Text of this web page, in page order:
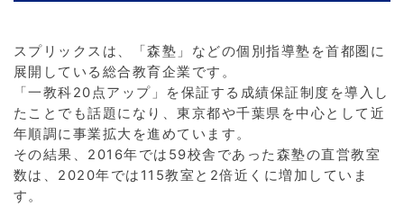
スプリックスは、「森塾」などの個別指導塾を首都圏に
展開している総合教育企業です。
「一教科20点アップ」を保証する成績保証制度を導入し
たことでも話題になり、東京都や千葉県を中心として近
年順調に事業拡大を進めています。
その結果、2016年では59校舎であった森塾の直営教室
数は、2020年では115教室と2倍近くに増加していま
す。